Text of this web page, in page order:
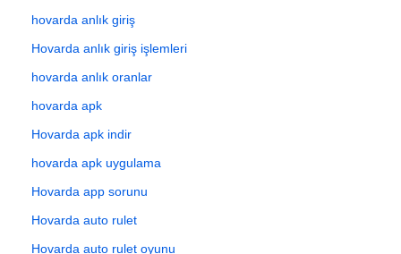
hovarda anlık giriş
Hovarda anlık giriş işlemleri
hovarda anlık oranlar
hovarda apk
Hovarda apk indir
hovarda apk uygulama
Hovarda app sorunu
Hovarda auto rulet
Hovarda auto rulet oyunu